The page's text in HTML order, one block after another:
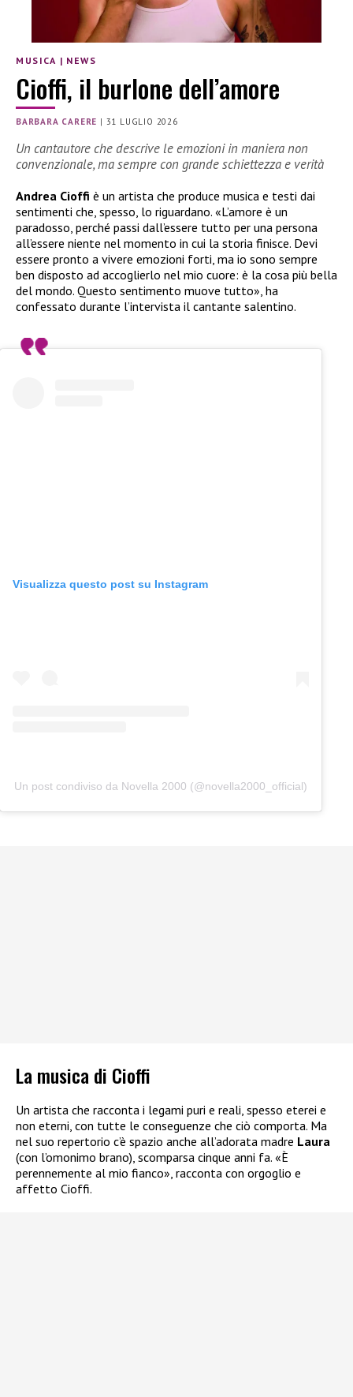
MUSICA | NEWS
Cioffi, il burlone dell’amore
BARBARA CARERE | 31 LUGLIO 2026
Un cantautore che descrive le emozioni in maniera non
convenzionale, ma sempre con grande schiettezza e verità
Andrea Cioffi è un artista che produce musica e testi dai
sentimenti che, spesso, lo riguardano. «L’amore è un
paradosso, perché passi dall’essere tutto per una persona
all’essere niente nel momento in cui la storia finisce. Devi
essere pronto a vivere emozioni forti, ma io sono sempre
ben disposto ad accoglierlo nel mio cuore: è la cosa più bella
del mondo. Questo sentimento muove tutto», ha
confessato durante l’intervista il cantante salentino.
Visualizza questo post su Instagram
Un post condiviso da Novella 2000 (@novella2000_official)
La musica di Cioffi
Un artista che racconta i legami puri e reali, spesso eterei e
non eterni, con tutte le conseguenze che ciò comporta. Ma
nel suo repertorio c’è spazio anche all’adorata madre Laura
(con l’omonimo brano), scomparsa cinque anni fa. «È
perennemente al mio fianco», racconta con orgoglio e
affetto Cioffi.